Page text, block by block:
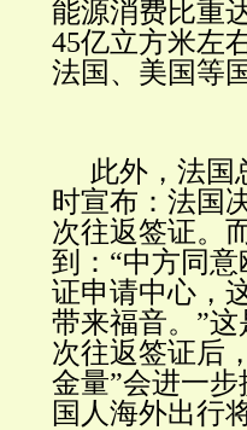
能源消费比重
45亿立方米左
法国、美国等
此外，法国
时宣布：法国
次往返签证。
到：“中方同
证申请中心，
带来福音。”
次往返签证后
金量”会进一
国人海外出行